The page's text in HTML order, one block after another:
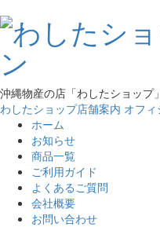
沖縄物産の店「わしたショップ
わしたショップ店舗案内 オフィ
ホーム
お知らせ
商品一覧
ご利用ガイド
よくあるご質問
会社概要
お問い合わせ